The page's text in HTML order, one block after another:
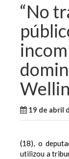
“No
19 de abril
(18), o
utilizou a